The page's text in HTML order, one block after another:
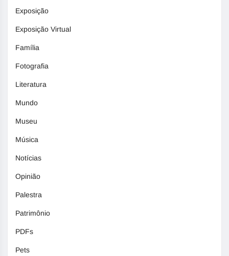
Exposição
Exposição Virtual
Família
Fotografia
Literatura
Mundo
Museu
Música
Notícias
Opinião
Palestra
Patrimônio
PDFs
Pets